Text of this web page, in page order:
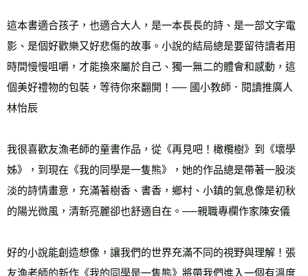
這本書適合孩子，也適合大人，是一本長長的詩、是一部文字電
影、是個好歡樂又好悲傷的故事。小說的結局總是要留待讀者用
時間慢慢咀嚼，才能換來屬於自己、獨一無二的體會和感動，這
個美好禮物的包裝，等待你來翻開！── 國小教師．閱讀推廣人
林怡辰
我很喜歡友漁老師的童書作品，從《再見吧！橄欖樹》到《壞學
姊》，到現在《我的同學是一隻熊》，她的作品總是帶著一股淡
淡的詩情畫意，充滿著樹香、書香，鄉村、小鎮的氣息像是初秋
的陽光微風，清新亮麗卻也舒適自在。──親職專欄作家陳安儀
好的小說能創造想像，讓我們的世界充滿不同的視野與理解！張
友漁老師的新作《我的同學是一隻熊》將帶我們進入一個有溫度